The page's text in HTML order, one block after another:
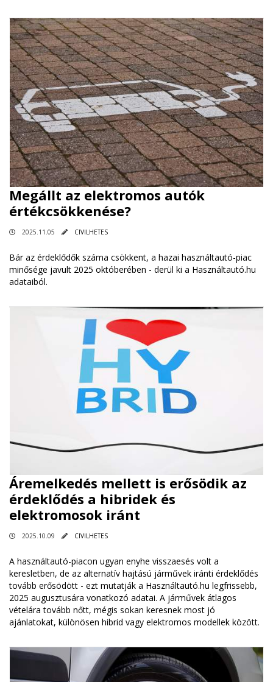
Megállt az elektromos autók
értékcsökkenése?
2025.11.05 CIVILHETES
Bár az érdeklődők száma csökkent, a hazai használtautó-piac
minősége javult 2025 októberében - derül ki a Használtautó.hu
adataiból.
Áremelkedés mellett is erősödik az
érdeklődés a hibridek és
elektromosok iránt
2025.10.09 CIVILHETES
A használtautó-piacon ugyan enyhe visszaesés volt a
keresletben, de az alternatív hajtású járművek iránti érdeklődés
tovább erősödött - ezt mutatják a Használtautó.hu legfrissebb,
2025 augusztusára vonatkozó adatai. A járművek átlagos
vételára tovább nőtt, mégis sokan keresnek most jó
ajánlatokat, különösen hibrid vagy elektromos modellek között.